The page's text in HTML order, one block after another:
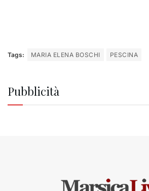
Tags: MARIA ELENA BOSCHI PESCINA
Pubblicità